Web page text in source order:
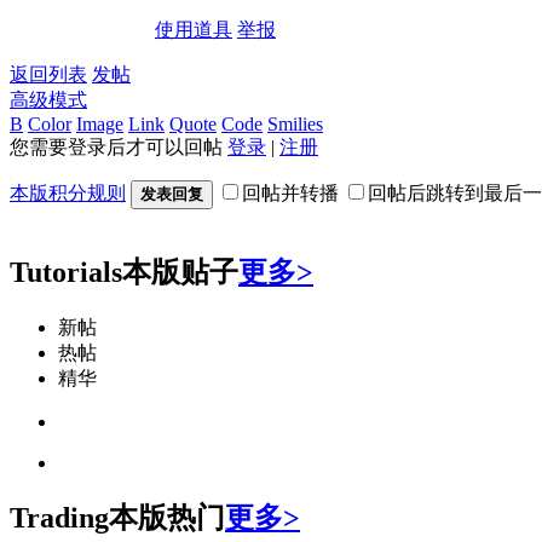
使用道具 举报
返回列表 发帖
高级模式
B Color Image Link Quote Code Smilies
您需要登录后才可以回帖 登录 | 注册
本版积分规则 发表回复 回帖并转播 回帖后跳转到最后
Tutorials本版贴子更多>
新帖
热帖
精华
Trading本版热门更多>